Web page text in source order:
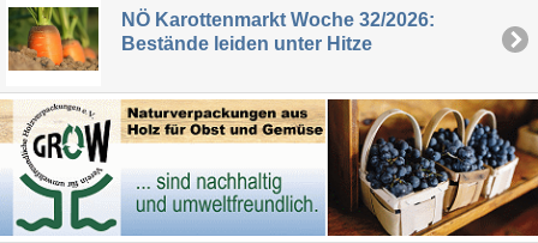
NÖ Karottenmarkt Woche 32/2026:
Bestände leiden unter Hitze